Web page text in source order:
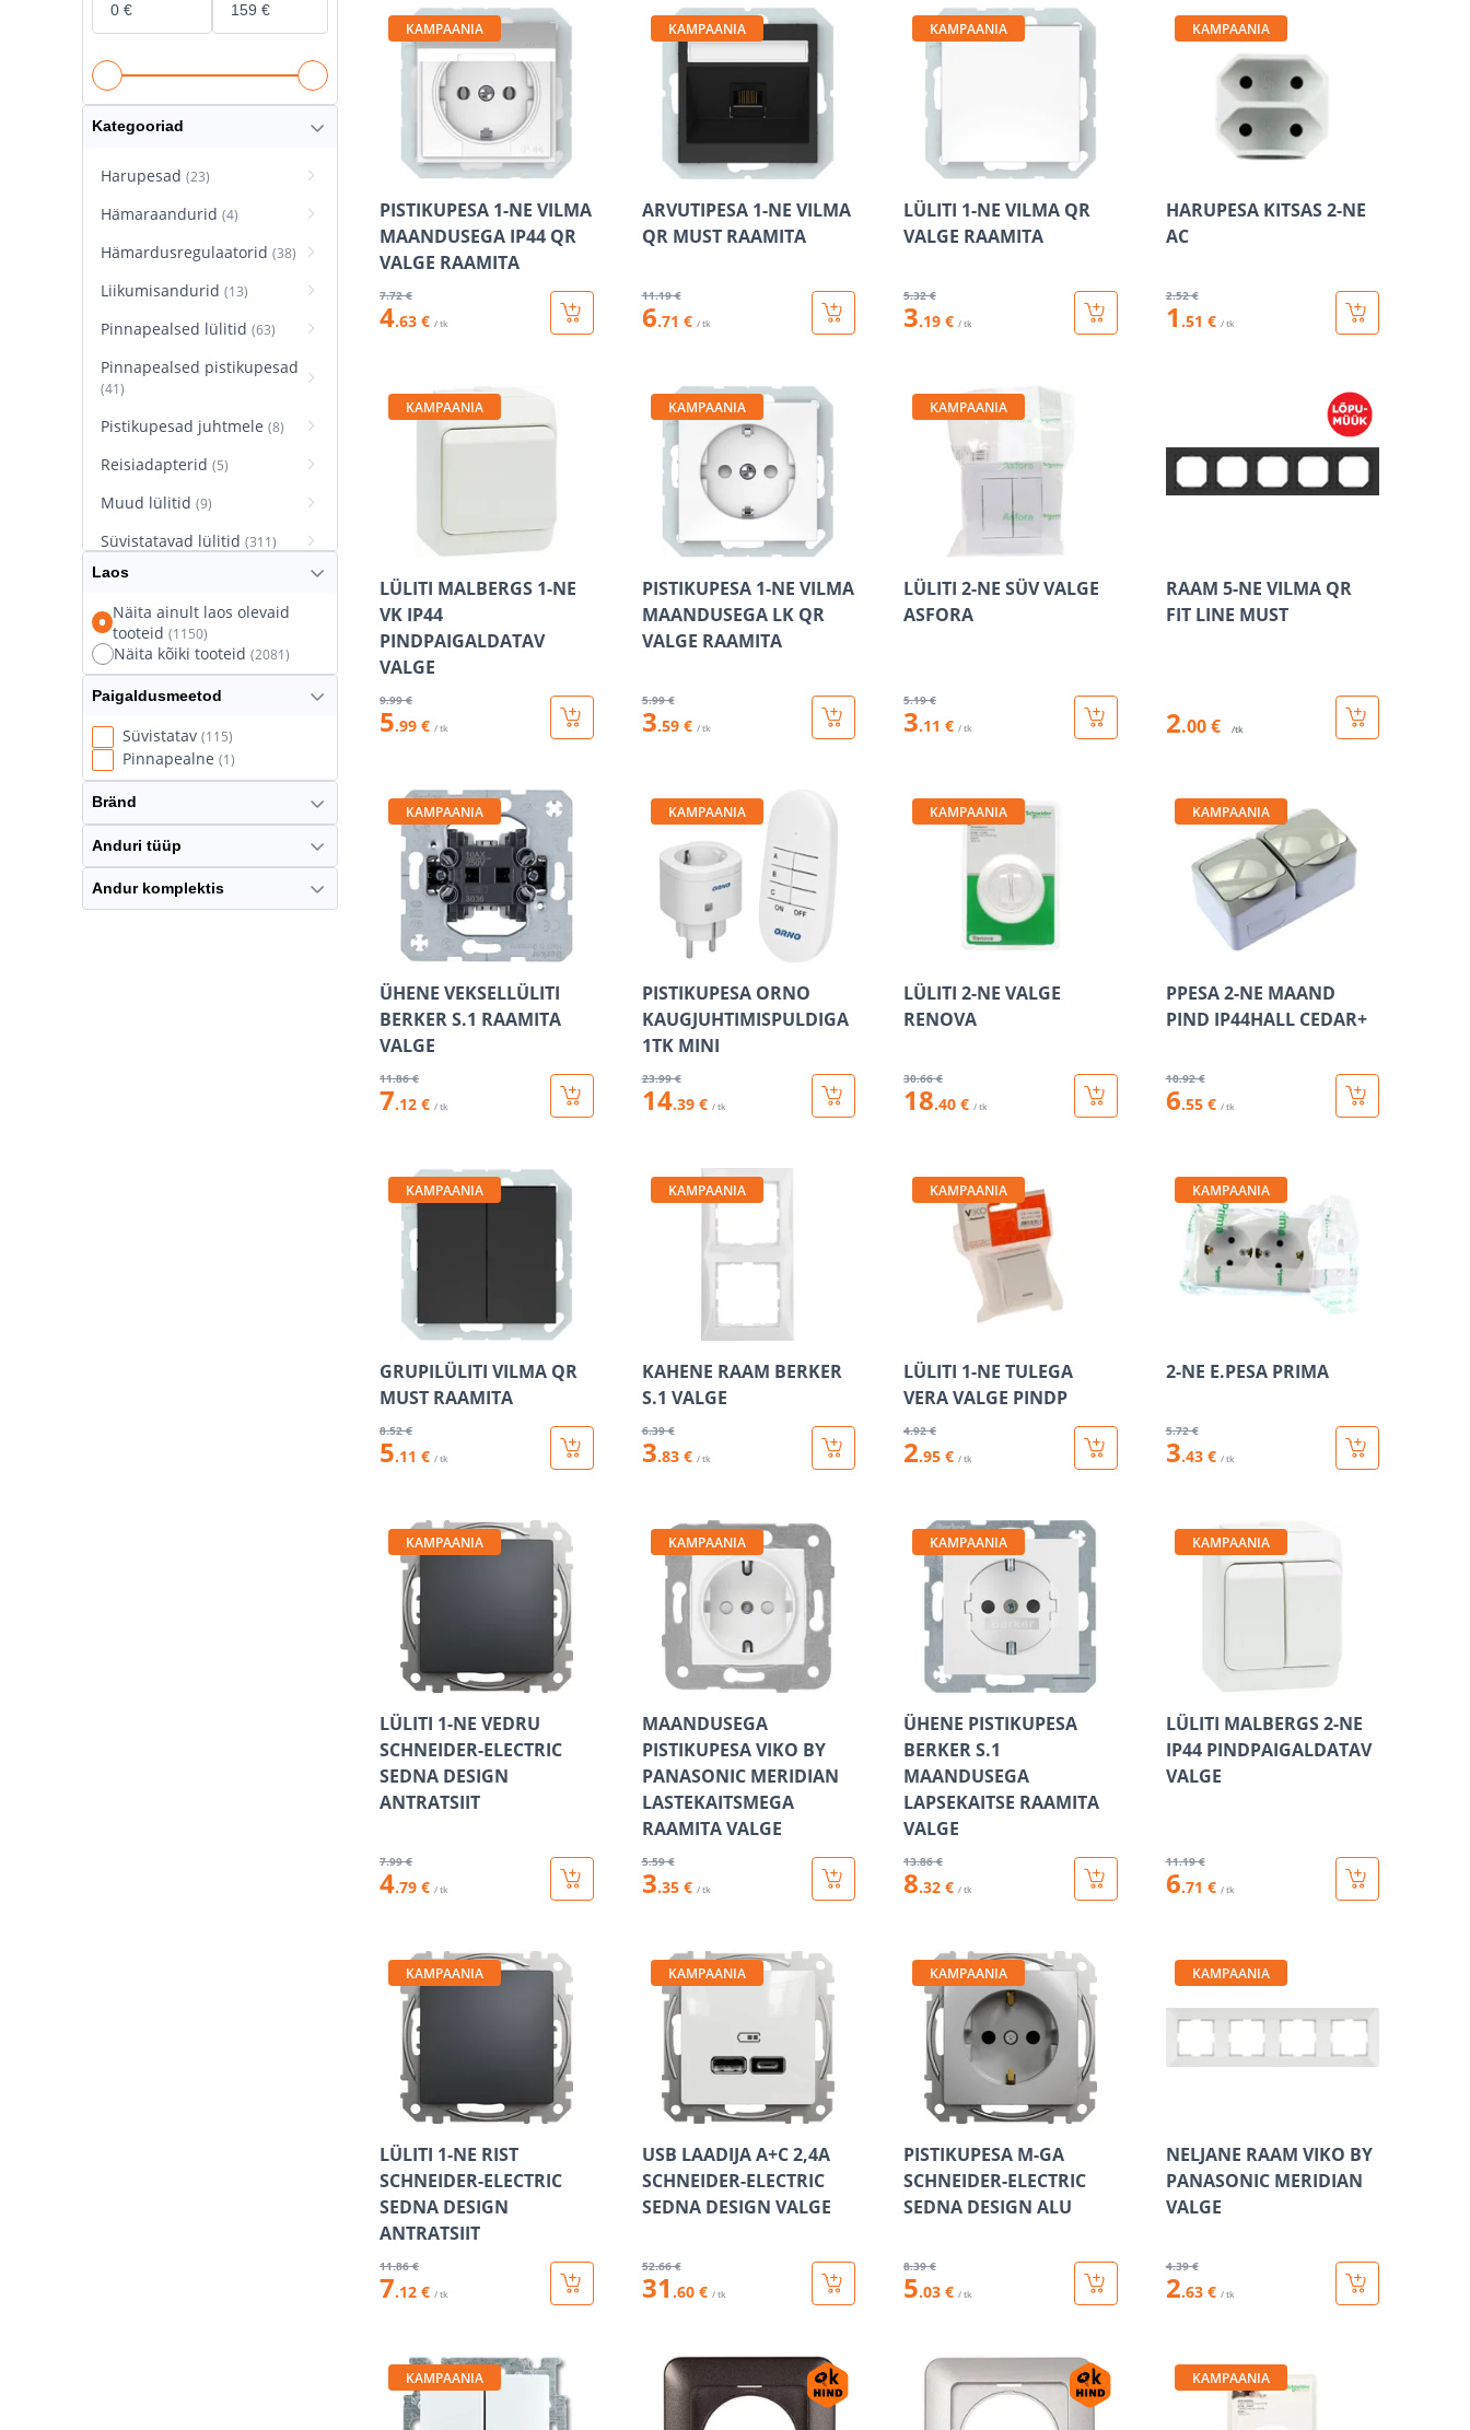
KAMPAANIA
PISTIKUPESA 1-NE VILMA
MAANDUSEGA IP44 QR
VALGE RAAMITA
7.72 €
4.63 € / tk
KAMPAANIA
ARVUTIPESA 1-NE VILMA
QR MUST RAAMITA
11.19 €
6.71 € / tk
KAMPAANIA
LÜLITI 1-NE VILMA QR
VALGE RAAMITA
5.32 €
3.19 € / tk
KAMPAANIA
HARUPESA KITSAS 2-NE
AC
2.52 €
1 .51 € / tk
KAMPAANIA
LÜLITI MALBERGS 1-NE
VK IP44
PINDPAIGALDATAV
VALGE
9.99 €
5.99 € / tk
KAMPAANIA
PISTIKUPESA 1-NE VILMA
MAANDUSEGA LK QR
VALGE RAAMITA
5.99 €
3.59 € / tk
KAMPAANIA
LÜLITI 2-NE SÜV VALGE
ASFORA
5.19 €
3.11 € / tk
RAAM 5-NE VILMA QR
FIT LINE MUST
2.00 € /tk
KAMPAANIA
ÜHENE VEKSELLÜLITI
BERKER S.1 RAAMITA
VALGE
11.86 €
7.12 € / tk
KAMPAANIA
PISTIKUPESA ORNO
KAUGJUHTIMISPULDIGA
1TK MINI
23.99 €
14.39 € / tk
KAMPAANIA
LÜLITI 2-NE VALGE
RENOVA
30.66 €
18.40 € / tk
KAMPAANIA
PPESA 2-NE MAAND
PIND IP44HALL CEDAR+
10.92 €
6.55 € / tk
KAMPAANIA
GRUPILÜLITI VILMA QR
MUST RAAMITA
8.52 €
5.11 € / tk
KAMPAANIA
KAHENE RAAM BERKER
S.1 VALGE
6.39 €
3.83 € / tk
KAMPAANIA
LÜLITI 1-NE TULEGA
VERA VALGE PINDP
4.92 €
2.95 € / tk
KAMPAANIA
2-NE E.PESA PRIMA
5.72 €
3.43 € / tk
KAMPAANIA
LÜLITI 1-NE VEDRU
SCHNEIDER-ELECTRIC
SEDNA DESIGN
ANTRATSIIT
7.99 €
4.79 € / tk
KAMPAANIA
MAANDUSEGA
PISTIKUPESA VIKO BY
PANASONIC MERIDIAN
LASTEKAITSMEGA
RAAMITA VALGE
5.59 €
3.35 € / tk
KAMPAANIA
ÜHENE PISTIKUPESA
BERKER S.1
MAANDUSEGA
LAPSEKAITSE RAAMITA
VALGE
13.86 €
8.32 € / tk
KAMPAANIA
LÜLITI MALBERGS 2-NE
IP44 PINDPAIGALDATAV
VALGE
11.19 €
6.71 € / tk
KAMPAANIA
LÜLITI 1-NE RIST
SCHNEIDER-ELECTRIC
SEDNA DESIGN
ANTRATSIIT
11.86 €
7.12 € / tk
KAMPAANIA
USB LAADIJA A+C 2,4A
SCHNEIDER-ELECTRIC
SEDNA DESIGN VALGE
52.66 €
31 .60 € / tk
KAMPAANIA
PISTIKUPESA M-GA
SCHNEIDER-ELECTRIC
SEDNA DESIGN ALU
8.39 €
5.03 € / tk
KAMPAANIA
NELJANE RAAM VIKO BY
PANASONIC MERIDIAN
VALGE
4.39 €
2.63 € / tk
KAMPAANIA KAMPAANIA
Kategooriad
Harupesad (23)
Hämaraandurid (4)
Hämardusregulaatorid (38)
Liikumisandurid (13)
Pinnapealsed lülitid (63)
Pinnapealsed pistikupesad
(41)
Pistikupesad juhtmele (8)
Reisiadapterid (5)
Muud lülitid (9)
Süvistatavad lülitid (311)
Süvistatavad pistikupesad
Termostaatlülitid
Laos
Näita ainult laos olevaid
tooteid (1150)
Näita kõiki tooteid (2081)
Paigaldusmeetod
Süvistatav (115)
Pinnapealne (1)
Bränd
Anduri tüüp
Andur komplektis